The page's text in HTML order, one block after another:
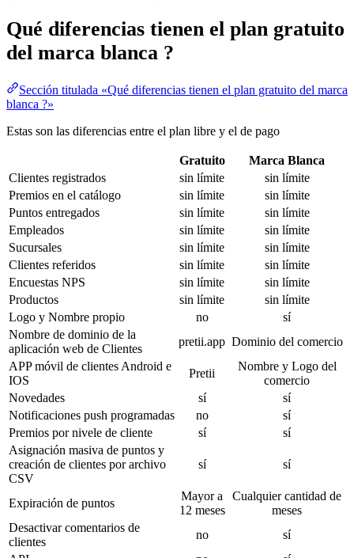
Qué diferencias tienen el plan gratuito
del marca blanca ?
Sección titulada «Qué diferencias tienen el plan gratuito del marca
blanca ?»
Estas son las diferencias entre el plan libre y el de pago
Gratuito
Marca Blanca
Clientes registrados
sin límite
sin límite
Premios en el catálogo
sin límite
sin límite
Puntos entregados
sin límite
sin límite
Empleados
sin límite
sin límite
Sucursales
sin límite
sin límite
Clientes referidos
sin límite
sin límite
Encuestas NPS
sin límite
sin límite
Productos
sin límite
sin límite
Logo y Nombre propio
no
sí
Nombre de dominio de la
aplicación web de Clientes
pretii.app Dominio del comercio
APP móvil de clientes Android e
IOS
Pretii
Nombre y Logo del
comercio
Novedades
sí
sí
Notificaciones push programadas
no
sí
Premios por nivele de cliente
sí
sí
Asignación masiva de puntos y
creación de clientes por archivo
CSV
sí sí
Expiración de puntos
Mayor a
12 meses
Cualquier cantidad de
meses
Desactivar comentarios de
clientes
no
sí